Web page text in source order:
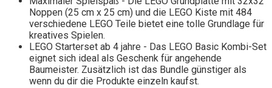
Noppen (25 cm x 25 cm) und die LEGO Kiste mit 484
verschiedene LEGO Teile bietet eine tolle Grundlage für
kreatives Spielen.
LEGO Starterset ab 4 jahre - Das LEGO Basic Kombi-Set
eignet sich ideal als Geschenk für angehende
Baumeister. Zusätzlich ist das Bundle günstiger als
wenn du dir die Produkte einzeln kaufst.